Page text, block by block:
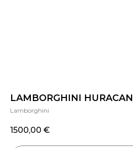
LAMBORGHINI HURACAN
Lamborghini
1500,00 €